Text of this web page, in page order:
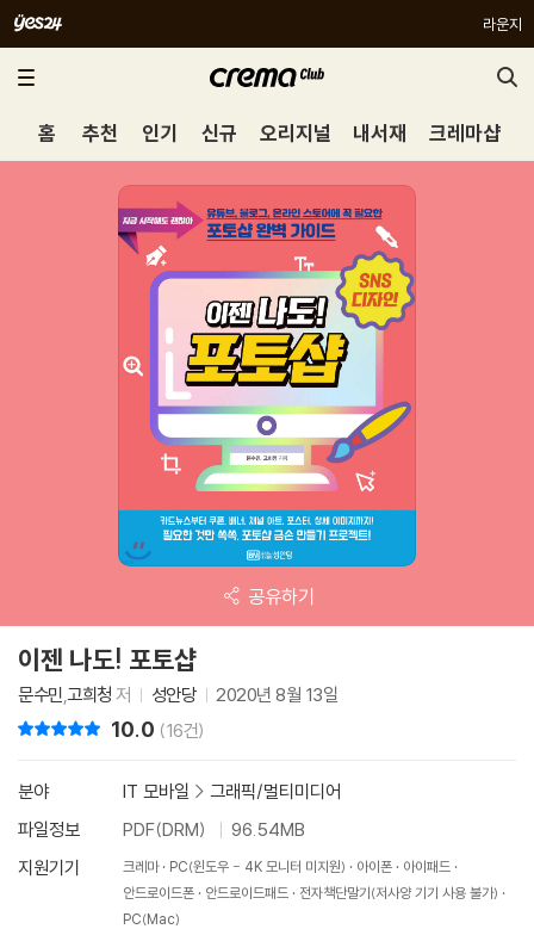
라운지
홈 추천 인기 신규 오리지널 내서재 크레마샵
공유하기
이젠 나도! 포토샵
문수민 고희청 저 성안당 2020년 8월 13일
10.0 (16건)
분야 IT 모바일 > 그래픽/멀티미디어
파일정보
PDF(DRM)
96.54MB
지원기기
크레마 PC(윈도우 - 4K 모니터 미지원) 아이폰
아이패드
안드로이드폰
안드로이드패드
전자책단말기(저사양 기기 사용 불가)
PC(Mac)